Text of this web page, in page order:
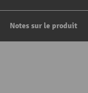
Notes sur le produit